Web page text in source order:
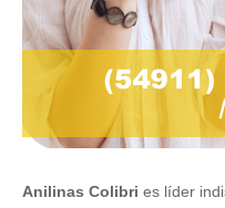
Anilinas Colibri es líder